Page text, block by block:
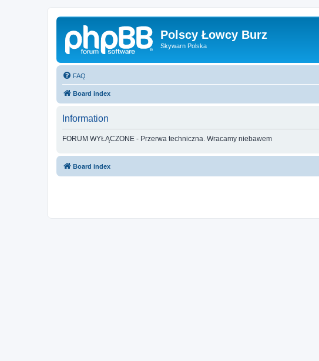
Polscy Łowcy Burz
Skywarn Polska
FAQ
Board index
Information
FORUM WYŁĄCZONE - Przerwa techniczna. Wracamy niebawem
Board index